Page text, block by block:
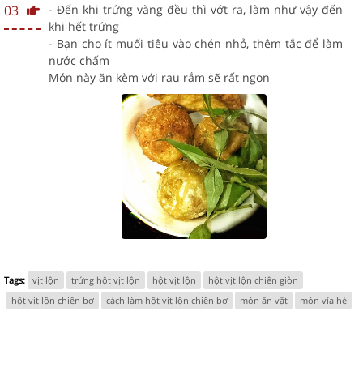
03
- Đến khi trứng vàng đều thì vớt ra, làm như vậy đến
khi hết trứng
- Bạn cho ít muối tiêu vào chén nhỏ, thêm tắc để làm
nước chấm
Món này ăn kèm với rau rắm sẽ rất ngon
Tags: vịt lộn trứng hột vịt lộn hột vịt lộn
hột vịt lộn chiên giòn
hột vịt lộn chiên bơ
cách làm hột vịt lộn chiên bơ món ăn vặt món vỉa hè